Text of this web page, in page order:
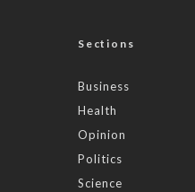
Sections
Business
Health
Opinion
Politics
Science